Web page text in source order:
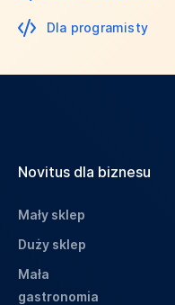
Dla programisty
Novitus dla biznesu
Mały sklep
Duży sklep
Mała
gastronomia